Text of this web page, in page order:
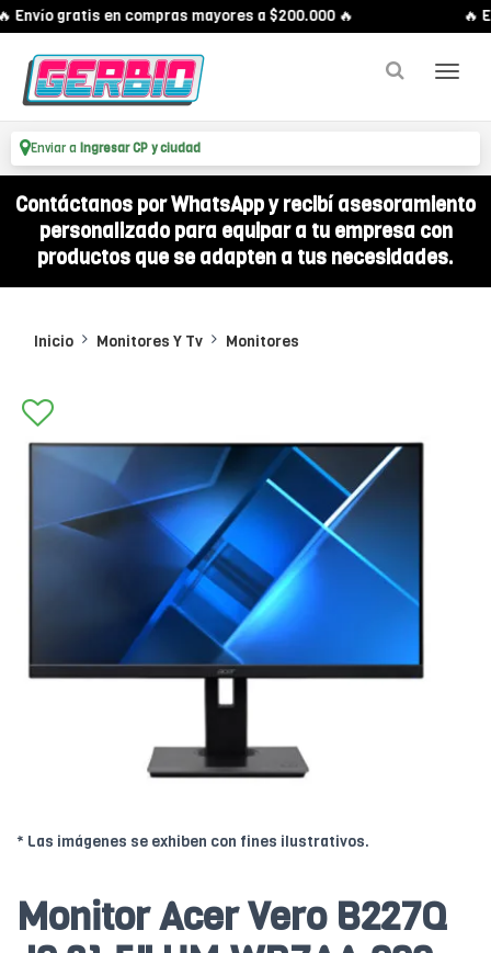
gratis en compras mayores a $200.000 🔥 🔥
Enviar a Ingresar CP y ciudad
Contáctanos por WhatsApp y recibí asesoramiento
personalizado para equipar a tu empresa con
productos que se adapten a tus necesidades.
Inicio Monitores Y Tv Monitores
* Las imágenes se exhiben con fines ilustrativos.
Monitor Acer Vero B227Q